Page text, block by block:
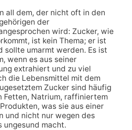
all dem, der nicht oft in den
der
wird: Zucker, wie
ist kein Thema; er ist
sollte umarmt werden. Es ist
wenn es aus seiner
extrahiert und zu viel
die Lebensmittel mit dem
Zucker sind häufig
Fetten, Natrium, raffiniertem
was sie aus einer
und nicht nur wegen des
ungesund macht.